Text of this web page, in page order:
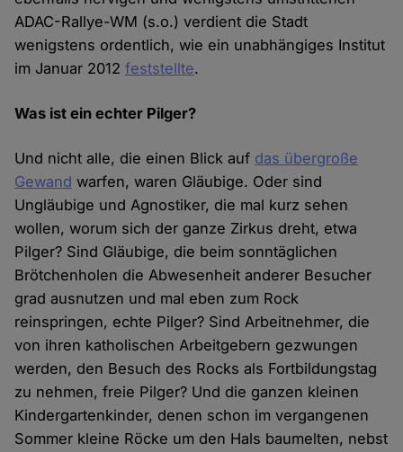
ADAC-Rallye-WM (s.o.) verdient die Stadt
wenigstens ordentlich, wie ein unabhängiges Institut
im Januar 2012feststellte.
Was ist ein echter Pilger?
Und nicht alle, die einen Blick auf das übergroße
Gewand warfen, waren Gläubige. Oder sind
Ungläubige und Agnostiker, die mal kurz sehen
wollen, worum sich der ganze Zirkus dreht, etwa
Pilger? Sind Gläubige, die beim sonntäglichen
Brötchenholen die Abwesenheit anderer Besucher
grad ausnutzen und mal eben zum Rock
reinspringen, echte Pilger? Sind Arbeitnehmer, die
von ihren katholischen Arbeitgebern gezwungen
werden, den Besuch des Rocks als Fortbildungstag
zu nehmen, freie Pilger? Und die ganzen kleinen
Kindergartenkinder, denen schon im vergangenen
Sommer kleine Röcke um den Hals baumelten, nebst